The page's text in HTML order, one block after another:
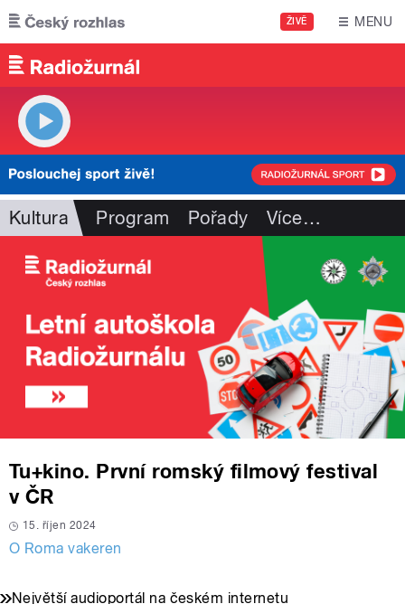
Přejít k hlavnímu obsahu
ŽIVĚ MENU
Kultura Program Pořady Více…
Tu+kino. První romský filmový festival
v ČR
15. říjen 2024
O Roma vakeren
Největší audioportál na českém internetu